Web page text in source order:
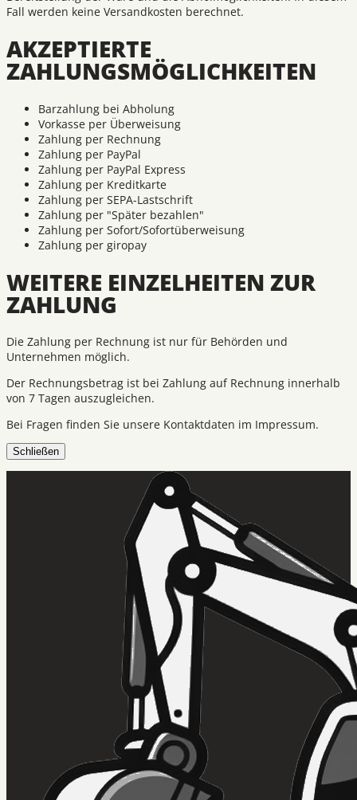
Fall werden keine Versandkosten berechnet.
AKZEPTIERTE
ZAHLUNGSMÖGLICHKEITEN
Barzahlung bei Abholung
Vorkasse per Überweisung
Zahlung per Rechnung
Zahlung per PayPal
Zahlung per PayPal Express
Zahlung per Kreditkarte
Zahlung per SEPA-Lastschrift
Zahlung per "Später bezahlen"
Zahlung per Sofort/Sofortüberweisung
Zahlung per giropay
WEITERE EINZELHEITEN ZUR
ZAHLUNG
Die Zahlung per Rechnung ist nur für Behörden und
Unternehmen möglich.
Der Rechnungsbetrag ist bei Zahlung auf Rechnung innerhalb
von 7 Tagen auszugleichen.
Bei Fragen finden Sie unsere Kontaktdaten im Impressum.
Schließen